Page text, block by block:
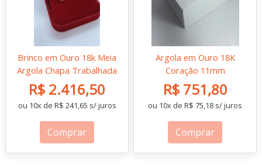
Brinco em Ouro 18k Meia
Argola Chapa Trabalhada
R$ 2.416,50
ou 10x de R$ 241,65 s/ juros
Comprar
Argola em Ouro 18K
Coração 11mm
R$ 751,80
ou 10x de R$ 75,18 s/ juros
Comprar